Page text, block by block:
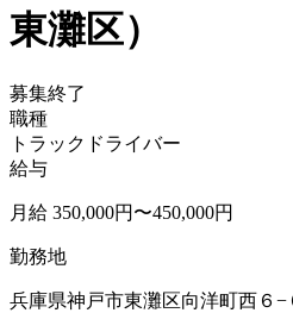
東灘区）
募集終了
職種
トラックドライバー
給与
月給 350,000円〜450,000円
勤務地
兵庫県神戸市東灘区向洋町西６−